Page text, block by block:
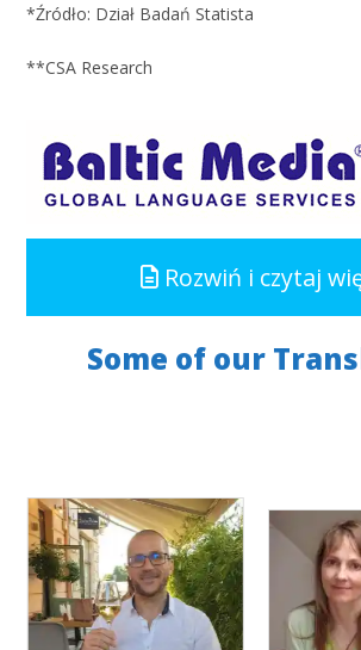
*Źródło: Dział Badań Statista
**CSA Research
Rozwiń i czytaj
Some of our